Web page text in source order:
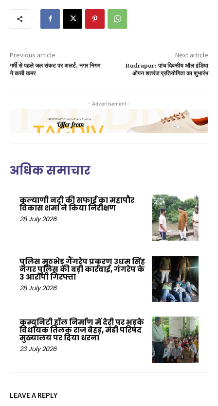
Previous article
गर्मी से पहले जल संकट पर अलर्ट, नगर निगम
ने कसी कमर
Next article
Rudrapur: पांच दिवसीय ऑल इंडिया
ओपन शतरंज प्रतियोगिता का शुभारंभ
- Advertisement -
अधिक समाचार
कल्याणी नदी की सफाई का महापौर
विकास शर्मा ने किया निरीक्षण
28 July 2026
पुलिस मुठभेड़ गैंगरेप प्रकरण उधम सिंह
नगर पुलिस की बड़ी कार्रवाई, गंगरेप के
3 आरोपी गिरफ्ता
28 July 2026
कम्युनिटी हॉल निर्माण में देरी पर भड़के
विधायक तिलक राज बेहड़, मंडी परिषद
मुख्यालय पर दिया धरना
23 July 2026
LEAVE A REPLY